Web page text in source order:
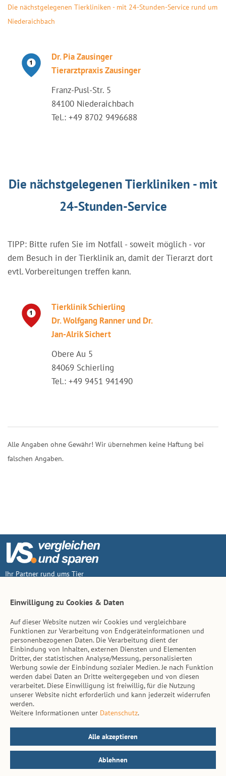
Die nächstgelegenen Tierkliniken - mit 24-Stunden-Service rund um
Niederaichbach
Dr. Pia Zausinger
Tierarztpraxis Zausinger
Franz-Pusl-Str. 5
84100 Niederaichbach
Tel.: +49 8702 9496688
Die nächstgelegenen Tierkliniken - mit
24-Stunden-Service
TIPP: Bitte rufen Sie im Notfall - soweit möglich - vor
dem Besuch in der Tierklinik an, damit der Tierarzt dort
evtl. Vorbereitungen treffen kann.
Tierklinik Schierling
Dr. Wolfgang Ranner und Dr.
Jan-Alrik Sichert
Obere Au 5
84069 Schierling
Tel.: +49 9451 941490
Alle Angaben ohne Gewähr! Wir übernehmen keine Haftung bei
falschen Angaben.
Ihr Partner rund ums Tier
Inhalt
Tierarzt-Suche
Hinweise
AGB
Impressum
Datenschutz
Kontakt
© vs. vergleichen-und-sparen.de 2026
Einwilligung zu Cookies & Daten
Auf dieser Website nutzen wir Cookies und vergleichbare
Funktionen zur Verarbeitung von Endgeräteinformationen und
personenbezogenen Daten. Die Verarbeitung dient der
Einbindung von Inhalten, externen Diensten und Elementen
Dritter, der statistischen Analyse/Messung, personalisierten
Werbung sowie der Einbindung sozialer Medien. Je nach Funktion
werden dabei Daten an Dritte weitergegeben und von diesen
verarbeitet. Diese Einwilligung ist freiwillig, für die Nutzung
unserer Website nicht erforderlich und kann jederzeit widerrufen
werden.
Weitere Informationen unter Datenschutz.
Alle akzeptieren
Ablehnen